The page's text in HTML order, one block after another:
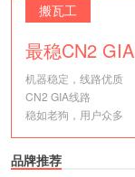
搬瓦工
最稳CN2 GIA
机器稳定，线路优质
CN2 GIA线路
稳如老狗，用户众多
品牌推荐